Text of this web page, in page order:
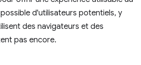
d'utilisateurs potentiels, y
des navigateurs et des
pas encore.